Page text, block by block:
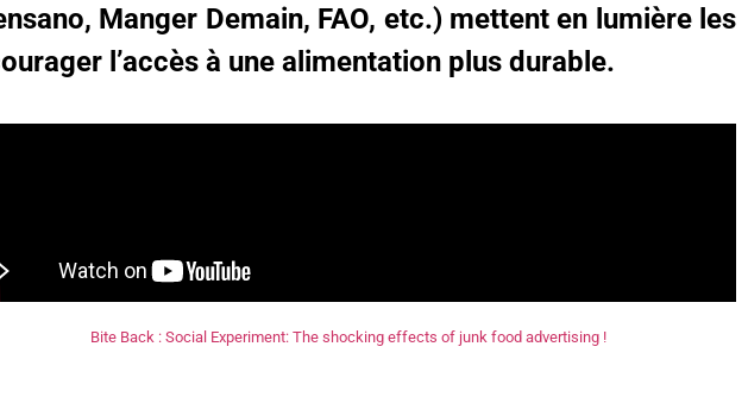
Manger Demain, FAO, etc.) mettent en lumière les
l’accès à une alimentation plus durable.
Bite Back : Social Experiment: The shocking effects of junk food advertising !